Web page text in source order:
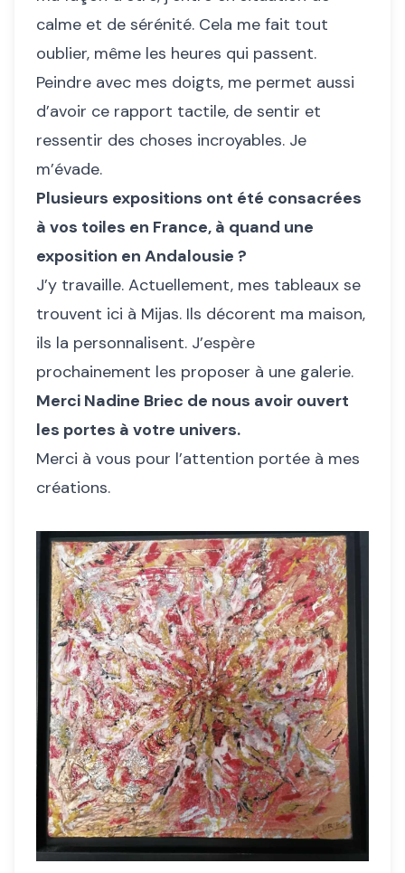
calme et de sérénité. Cela me fait tout
oublier, même les heures qui passent.
Peindre avec mes doigts, me permet aussi
d’avoir ce rapport tactile, de sentir et
ressentir des choses incroyables. Je
m’évade.
Plusieurs expositions ont été consacrées
à vos toiles en France, à quand une
exposition en Andalousie ?
J’y travaille. Actuellement, mes tableaux se
trouvent ici à Mijas. Ils décorent ma maison,
ils la personnalisent. J’espère
prochainement les proposer à une galerie.
Merci Nadine Briec de nous avoir ouvert
les portes à votre univers.
Merci à vous pour l’attention portée à mes
créations.